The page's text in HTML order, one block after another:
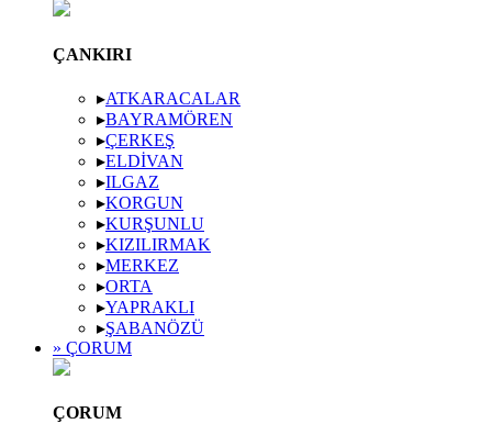
ÇANKIRI
▸ATKARACALAR
▸BAYRAMÖREN
▸ÇERKEŞ
▸ELDIVAN
▸ILGAZ
▸KORGUN
▸KURŞUNLU
▸KIZILIRMAK
▸MERKEZ
▸ORTA
▸YAPRAKLI
▸ŞABANÖZÜ
» ÇORUM
ÇORUM